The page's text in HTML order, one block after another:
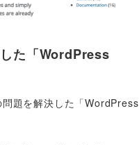
た「WordPress
題を解決した「WordPress